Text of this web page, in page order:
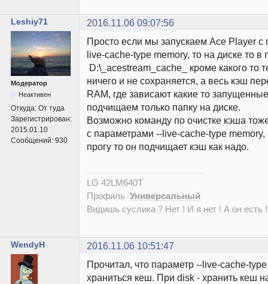
Leshiy71 2016.11.06 09:07:56
Модератор
Неактивен
Откуда: От туда
Зарегистрирован:
2015.01.10
Сообщений: 930
Просто если мы запускаем Ace Player
live-cache-type memory, то на диске то в
D:\_acestream_cache_ кроме какого то
ничего и не сохраняется, а весь кэш
RAM, где зависают какие то
подчищаем только папку на диске.
Возможно команду по очистке кэша
с параметрами --live-cache-type memory,
прогу то он подчищает кэш как надо.
LG 42LM640T
Профиль Универсальный
Видишь суслика ? Нет ! И я нет ! А он есть
WendyH 2016.11.06 10:51:47
Прочитал, что параметр --live-cache-
храниться кеш. При disk - хранить кеш